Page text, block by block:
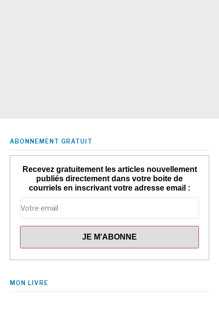
ABONNEMENT GRATUIT
Recevez gratuitement les articles nouvellement
publiés directement dans votre boite de
courriels en inscrivant votre adresse email :
MON LIVRE